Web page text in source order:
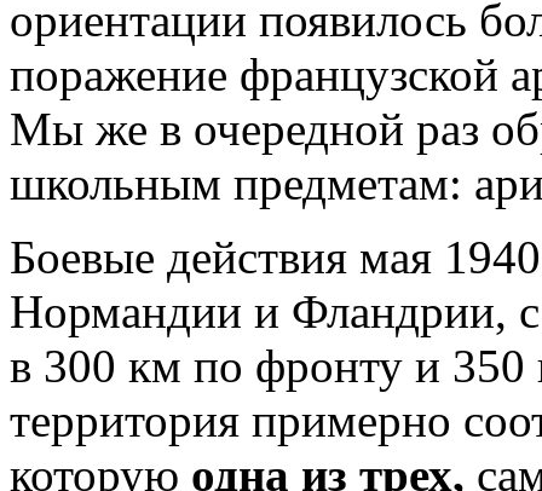
ориентации появилось
поражение французской
Мы же в очередной раз
школьным предметам:
Боевые действия мая
Нормандии и Фландрии,
в 300 км по фронту и
территория примерно
которую одна из трех,